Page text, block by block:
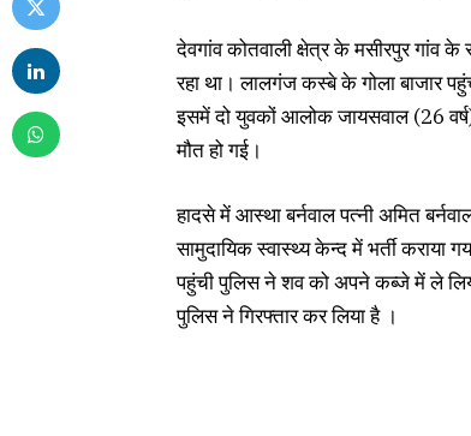
देवगांव कोतवाली क्षेत्र के मसीरपुर गांव
रहा था। लालगंज कस्बे के गोला बाजार
इसमें दो युवकों आलोक जायसवाल (26
मौत हो गई।
हादसे में आस्था बर्नवाल पत्नी अमित
सामुदायिक स्वास्थ्य केन्द में भर्ती कराया
पहुंची पुलिस ने शव को अपने कब्जे में ले
पुलिस ने गिरफ्तार कर लिया है ।